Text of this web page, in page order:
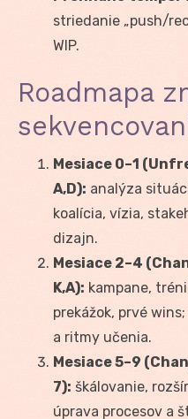
striedanie „push/
WIP.
Roadmapa
Mesiace 0–1
A,D): analýza
koalícia, vízia,
dizajn.
Mesiace 2–4
K,A): kampane,
prekážok, prvé
a ritmy učenia.
Mesiace 5–9
7): škálovanie,
úprava procesov a